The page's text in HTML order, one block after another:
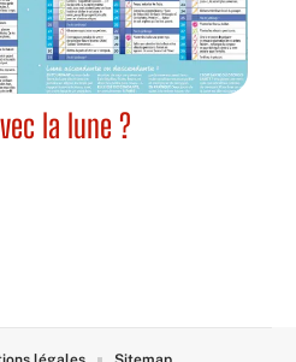
la lune ?